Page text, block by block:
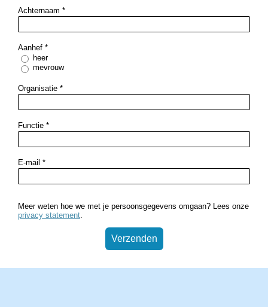
Achternaam *
Aanhef *
heer
mevrouw
Organisatie *
Functie *
E-mail *
Meer weten hoe we met je persoonsgegevens omgaan? Lees onze
privacy statement.
Verzenden